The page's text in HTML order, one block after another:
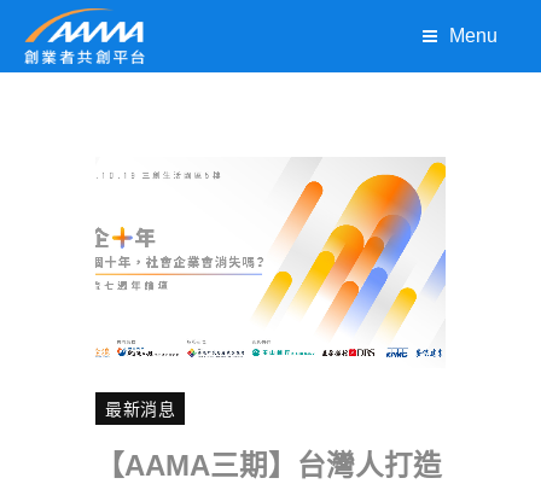
Menu
最新消息
【AAMA三期】台灣人打造